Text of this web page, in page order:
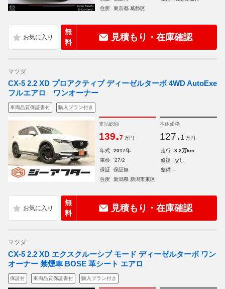
住所
東京都 葛飾区
無
料
見積もり・在庫確認
マツダ
CX-5 2.2 XD プロアクティブ ディーゼルターボ 4WD AutoExe
フルエアロ ワンオーナー
車両品質保証書付 購入プラン付き
支払総額
139.7 万円
本体価格
127. 1 万円
年式 2017年 走行
8.2万km
車検
'27/2 修復
なし
保証
保証無 整備
-
住所
新潟県 新潟市東区
無
料
見積もり・在庫確認
マツダ
CX-5 2.2 XD エクスクルーシブ モード ディーゼルターボ ワン
オーナー 禁煙車 BOSE 革シート エアロ
保証付 車両品質保証書付 購入プラン付き